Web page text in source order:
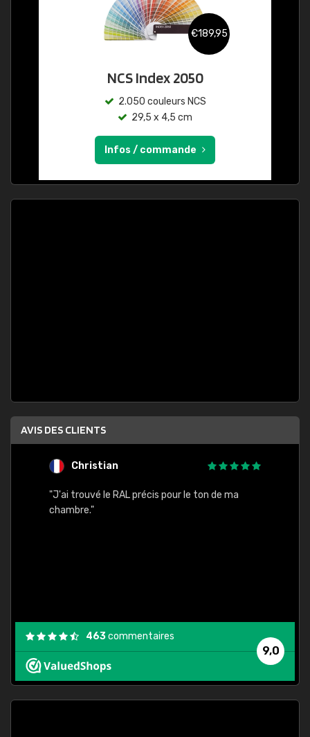
€189,95
NCS Index 2050
2.050 couleurs NCS
29,5 x 4,5 cm
Infos / commande
AVIS DES CLIENTS
Christian
"J'ai trouvé le RAL précis pour le ton de ma
chambre."
9,0
463commentaires